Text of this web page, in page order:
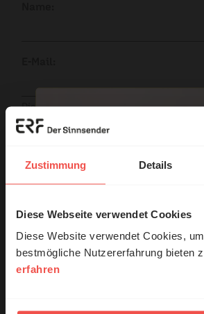
Zustimmung Details
Diese Webseite verwendet Cookies
Diese Website verwendet Cookies,
bestmögliche Nutzererfahrung bieten
erfahren
Die E-Mail-Adresse wird nicht
Kommentar:
Ich bin damit einverstanden, dass
anonymisiert erfasst und zum
Verbesserung unseres Online-
© Ruth Schneider / ERF